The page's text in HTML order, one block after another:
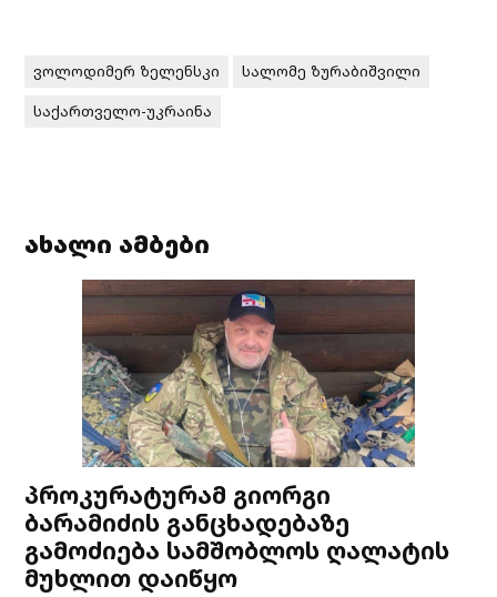
ვოლოდიმერ ზელენსკი
სალომე ზურაბიშვილი
საქართველო-უკრაინა
ახალი ამბები
პროკურატურამ გიორგი
ბარამიძის განცხადებაზე
გამოძიება სამშობლოს ღალატის
მუხლით დაიწყო